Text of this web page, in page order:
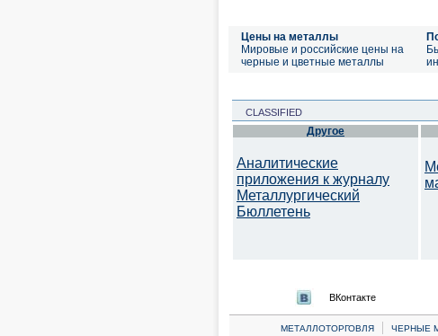
Цены на металлы
Мировые и российские цены на
черные и цветные металлы
CLASSIFIED
Другое
Аналитические
приложения к журналу
Металлургический
Бюллетень
ВКонтакте
МЕТАЛЛОТОРГОВЛЯ | ЧЕРНЫЕ